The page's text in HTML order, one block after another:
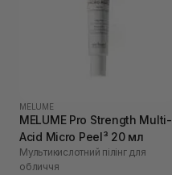
MELUME
MELUME Pro Strength Multi-
Acid Micro Peel³ 20 мл
Мультикислотний пілінг для
обличчя